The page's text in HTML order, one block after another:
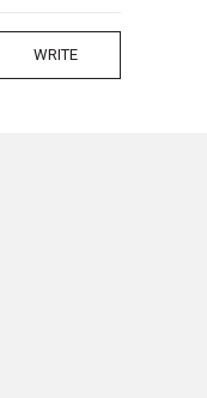
WRITE